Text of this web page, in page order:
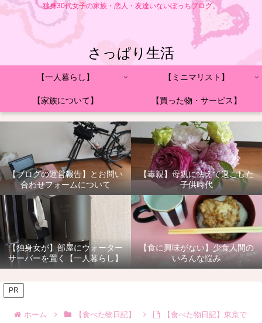
独身30代女子の家族・恋人・友達いないぼっちブログ。
さっぱり生活
【一人暮らし】 【ミニマリスト】
【家族について】 【買った物・サービス】
【ブログの運営報告】とお問い
合わせフォームについて
【毒親】母親に怯えて過ごした
子供時代
【独身女が】部屋にウォーター
サーバーを置く【一人暮らし】
【食に興味がない】少食人間の
いろんな悩み
PR
ホーム 【食べた物日記】
【食べた物日記】東京で